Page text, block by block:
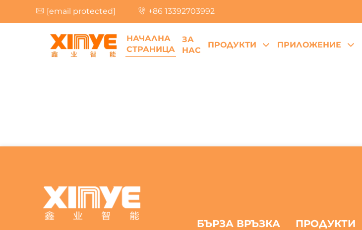
[email protected] +86 13392703992
НАЧАЛНА
СТРАНИЦА
ЗА
НАС
ПРОДУКТИ ПРИЛОЖЕНИЕ
БЪРЗА ВРЪЗКА ПРОДУКТИ